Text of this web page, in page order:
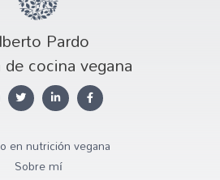
Pardo
cocina vegana
en nutrición vegana
Sobre mí